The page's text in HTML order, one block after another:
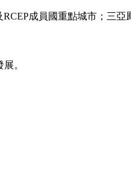
成員國重點城市；三
。